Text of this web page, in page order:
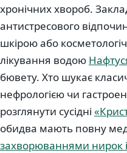
хронічних хвороб.
антистресового
шкірою або
лікування водою
бювету. Хто шукає
нефрологією чи
розглянути сусідні
обидва мають повну
захворюваннями нирок